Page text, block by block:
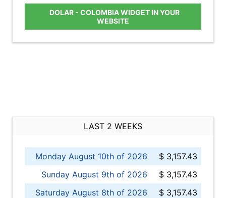
DOLAR - COLOMBIA WIDGET IN YOUR
WEBSITE
LAST 2 WEEKS
Monday August 10th of 2026
$ 3,157.43
Sunday August 9th of 2026
$ 3,157.43
Saturday August 8th of 2026
$ 3,157.43